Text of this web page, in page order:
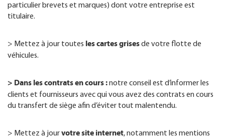
particulier brevets et marques) dont votre entreprise est
titulaire.
> Mettez à jour toutes les cartes grisesde votre flotte de
véhicules.
> Dans les contrats en cours :notre conseil est d’informer les
clients et fournisseurs avec qui vous avez des contrats en cours
du transfert de siège afin d’éviter tout malentendu.
> Mettez à jourvotre site internet, notamment les mentions